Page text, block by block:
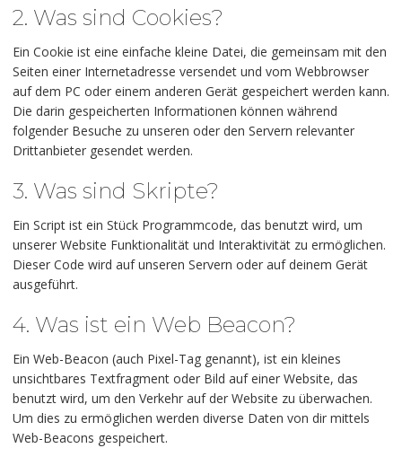
2. Was sind Cookies?
Ein Cookie ist eine einfache kleine Datei, die gemeinsam mit den
Seiten einer Internetadresse versendet und vom Webbrowser
auf dem PC oder einem anderen Gerät gespeichert werden kann.
Die darin gespeicherten Informationen können während
folgender Besuche zu unseren oder den Servern relevanter
Drittanbieter gesendet werden.
3. Was sind Skripte?
Ein Script ist ein Stück Programmcode, das benutzt wird, um
unserer Website Funktionalität und Interaktivität zu ermöglichen.
Dieser Code wird auf unseren Servern oder auf deinem Gerät
ausgeführt.
4. Was ist ein Web Beacon?
Ein Web-Beacon (auch Pixel-Tag genannt), ist ein kleines
unsichtbares Textfragment oder Bild auf einer Website, das
benutzt wird, um den Verkehr auf der Website zu überwachen.
Um dies zu ermöglichen werden diverse Daten von dir mittels
Web-Beacons gespeichert.